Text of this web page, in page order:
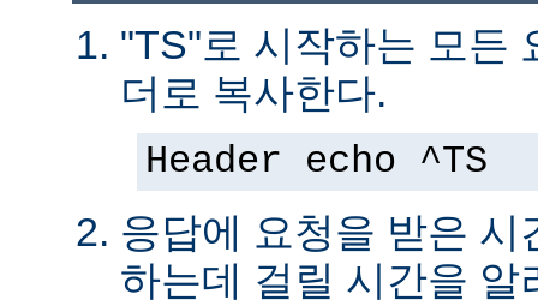
"TS"로 시작하는 모든
더로 복사한다.
Header echo ^TS
응답에 요청을 받은 시
하는데 걸릴 시간을